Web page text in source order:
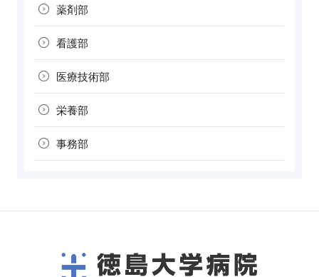
薬剤部
看護部
医療技術部
栄養部
事務部